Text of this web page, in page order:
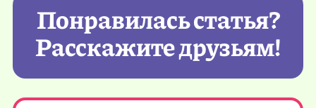
Понравилась статья?
Расскажите друзьям!